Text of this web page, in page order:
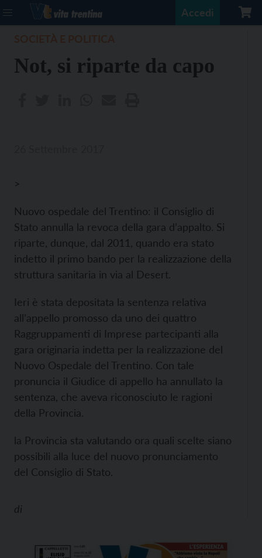
Accedi
Not, si riparte da capo
>
Nuovo ospedale del Trentino: il Consiglio di
Stato annulla la revoca della gara d’appalto. Si
riparte, dunque, dal 2011, quando era stato
indetto il primo bando per la realizzazione della
struttura sanitaria in via al Desert.
Ieri è stata depositata la sentenza relativa
all’appello promosso da uno dei quattro
Raggruppamenti di Imprese partecipanti alla
gara originaria indetta per la realizzazione del
Nuovo Ospedale del Trentino. Con tale
pronuncia il Giudice di appello ha annullato la
sentenza, che aveva riconosciuto le ragioni
della Provincia.
la Provincia sta valutando ora quali scelte siano
possibili alla luce del nuovo pronunciamento
del Consiglio di Stato.
di